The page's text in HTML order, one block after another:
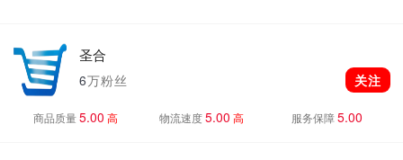
圣合
6万粉丝 关注
商品质量5.00 高 物流速度5.00 高 服务保障5.00